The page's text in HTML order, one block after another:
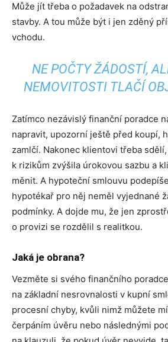
Může jít třeba o požadavek na
stavby. A tou může být i jen zděný
vchodu.
NE POČTY ŽÁDOSTÍ,
NEMOVITOSTI TLAČÍ
Zatímco nezávislý finanční poradce
napravit, upozorní ještě před koupí,
zamlčí. Nakonec klientovi třeba
k rizikům zvýšila úrokovou sazbu a
měnit. A hypoteční smlouvu
hypotékař pro něj neměl vyjednané
podmínky. A dojde mu, že jen
o provizi se rozdělil s realitkou.
Jaká je obrana?
Vezměte si svého finančního
na základní nesrovnalosti v kupní
procesní chyby, kvůli nimž můžete
čerpáním úvěru nebo následnými